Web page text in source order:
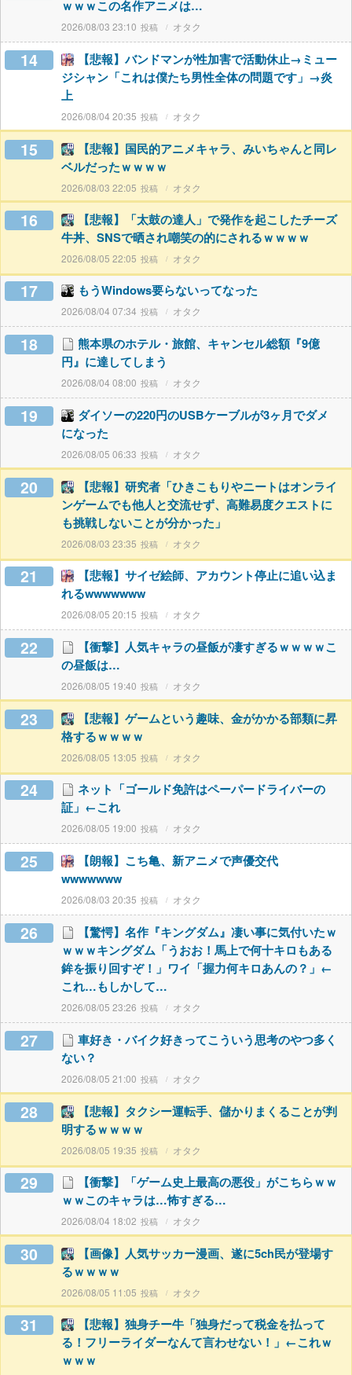
ｗｗｗこの名作アニメは…
2026/08/03 23:10 オタク
14
【悲報】バンドマンが性加害で活動休止→ミュー
ジシャン「これは僕たち男性全体の問題です」→炎
上
2026/08/04 20:35 オタク
15
【悲報】国民的アニメキャラ、みいちゃんと同レ
ベルだったｗｗｗｗ
2026/08/03 22:05 オタク
16
【悲報】「太鼓の達人」で発作を起こしたチーズ
牛丼、SNSで晒され嘲笑の的にされるｗｗｗｗ
2026/08/05 22:05 オタク
17 もうWindows要らないってなった
2026/08/04 07:34 オタク
18
熊本県のホテル・旅館、キャンセル総額『9億
円』に達してしまう
2026/08/04 08:00 オタク
19
ダイソーの220円のUSBケーブルが3ヶ月でダメ
になった
2026/08/05 06:33 オタク
20
【悲報】研究者「ひきこもりやニートはオンライ
ンゲームでも他人と交流せず、高難易度クエストに
も挑戦しないことが分かった」
2026/08/03 23:35 オタク
21
【悲報】サイゼ絵師、アカウント停止に追い込ま
れるwwwwwww
2026/08/05 20:15 オタク
22
【衝撃】人気キャラの昼飯が凄すぎるｗｗｗｗこ
の昼飯は…
2026/08/05 19:40 オタク
23
【悲報】ゲームという趣味、金がかかる部類に昇
格するｗｗｗｗ
2026/08/05 13:05 オタク
24
ネット「ゴールド免許はペーパードライバーの
証」←これ
2026/08/05 19:00 オタク
25
【朗報】こち亀、新アニメで声優交代
wwwwwww
2026/08/03 20:35 オタク
26
【驚愕】名作『キングダム』凄い事に気付いたｗ
ｗｗｗキングダム「うおお！馬上で何十キロもある
鉾を振り回すぞ！」ワイ「握力何キロあんの？」←
これ…もしかして…
2026/08/05 23:26 オタク
27
車好き・バイク好きってこういう思考のやつ多く
ない？
2026/08/05 21:00 オタク
28
【悲報】タクシー運転手、儲かりまくることが判
明するｗｗｗｗ
2026/08/05 19:35 オタク
29
【衝撃】「ゲーム史上最高の悪役」がこちらｗｗ
ｗｗこのキャラは…怖すぎる…
2026/08/04 18:02 オタク
30
【画像】人気サッカー漫画、遂に5ch民が登場す
るｗｗｗｗ
2026/08/05 11:05 オタク
31
【悲報】独身チー牛「独身だって税金を払って
る！フリーライダーなんて言わせない！」←これｗ
ｗｗｗ